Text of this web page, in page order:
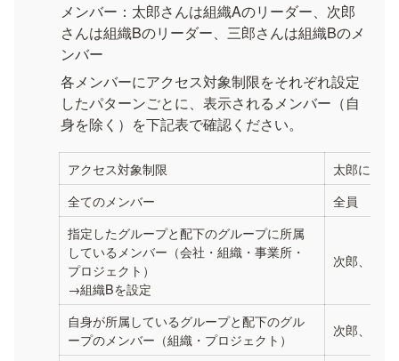
メンバー：太郎さんは組織Aのリーダー、次郎
さんは組織Bのリーダー、三郎さんは組織Bのメ
ンバー
各メンバーにアクセス対象制限をそれぞれ設定
したパターンごとに、表示されるメンバー（自
身を除く）を下記表で確認ください。
アクセス対象制限
太郎に表
全てのメンバー
全員
指定したグループと配下のグループに所属
しているメンバー（会社・組織・事業所・
プロジェクト）
→組織Bを設定
次郎、三郎
自身が所属しているグループと配下のグル
ープのメンバー（組織・プロジェクト）
次郎、三郎